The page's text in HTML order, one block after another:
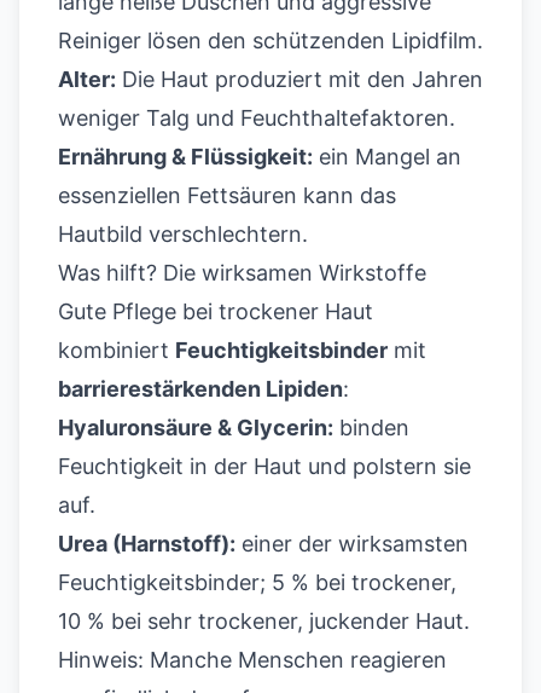
Reiniger lösen den schützenden Lipidfilm.
Alter: Die Haut produziert mit den Jahren
weniger Talg und Feuchthaltefaktoren.
Ernährung & Flüssigkeit: ein Mangel an
essenziellen Fettsäuren kann das
Hautbild verschlechtern.
Was hilft? Die wirksamen Wirkstoffe
Gute Pflege bei trockener Haut
kombiniert Feuchtigkeitsbinder mit
barrierestärkenden Lipiden:
Hyaluronsäure & Glycerin: binden
Feuchtigkeit in der Haut und polstern sie
auf.
Urea (Harnstoff): einer der wirksamsten
Feuchtigkeitsbinder; 5 % bei trockener,
10 % bei sehr trockener, juckender Haut.
Hinweis: Manche Menschen reagieren